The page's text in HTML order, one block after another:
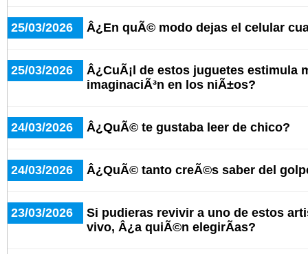
25/03/2026 Â¿En quÃ© modo dejas el celular
25/03/2026
Â¿CuÃ¡l de estos juguetes estimula
imaginaciÃ³n en los niÃ±os?
24/03/2026 Â¿QuÃ© te gustaba leer de chico?
24/03/2026 Â¿QuÃ© tanto creÃ©s saber del
23/03/2026
Si pudieras revivir a uno de estos
vivo, Â¿a quiÃ©n elegirÃ­as?